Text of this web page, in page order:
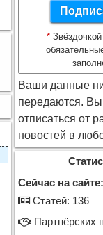
*
Ваши данные
передаются.
отписаться от
новостей в
Сейчас на сайте:
Cтатей: 136
Партнёрских